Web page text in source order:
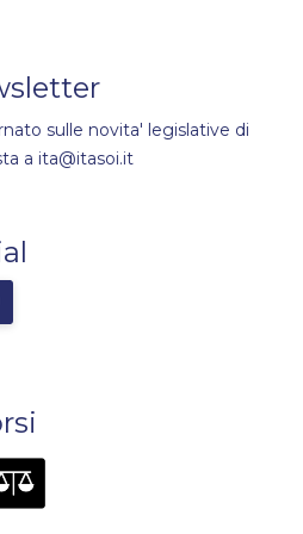
sulle novita' legislative di
a ita@itasoi.it